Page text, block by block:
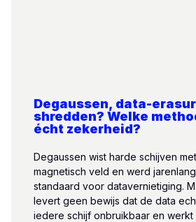
Degaussen, data-
shredden? Welke
écht zekerheid?
Degaussen wist harde schijven
magnetisch veld en werd
standaard voor datavernietiging.
levert geen bewijs dat de data
iedere schijf onbruikbaar en werkt